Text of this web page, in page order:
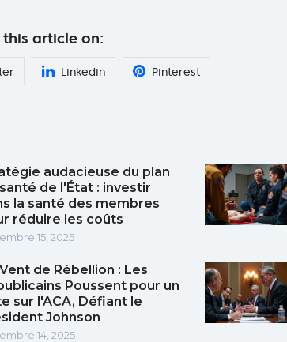
this article on:
Linkedin Pinterest
audacieuse du plan
de l'État : investir
la santé des membres
réduire les coûts
15, 2025
de Rébellion : Les
Poussent pour un
sur l'ACA, Défiant le
Johnson
14, 2025